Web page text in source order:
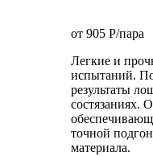
от 905 P/пара
Легкие и
испытаний.
результаты
состязаниях.
точной
материала.